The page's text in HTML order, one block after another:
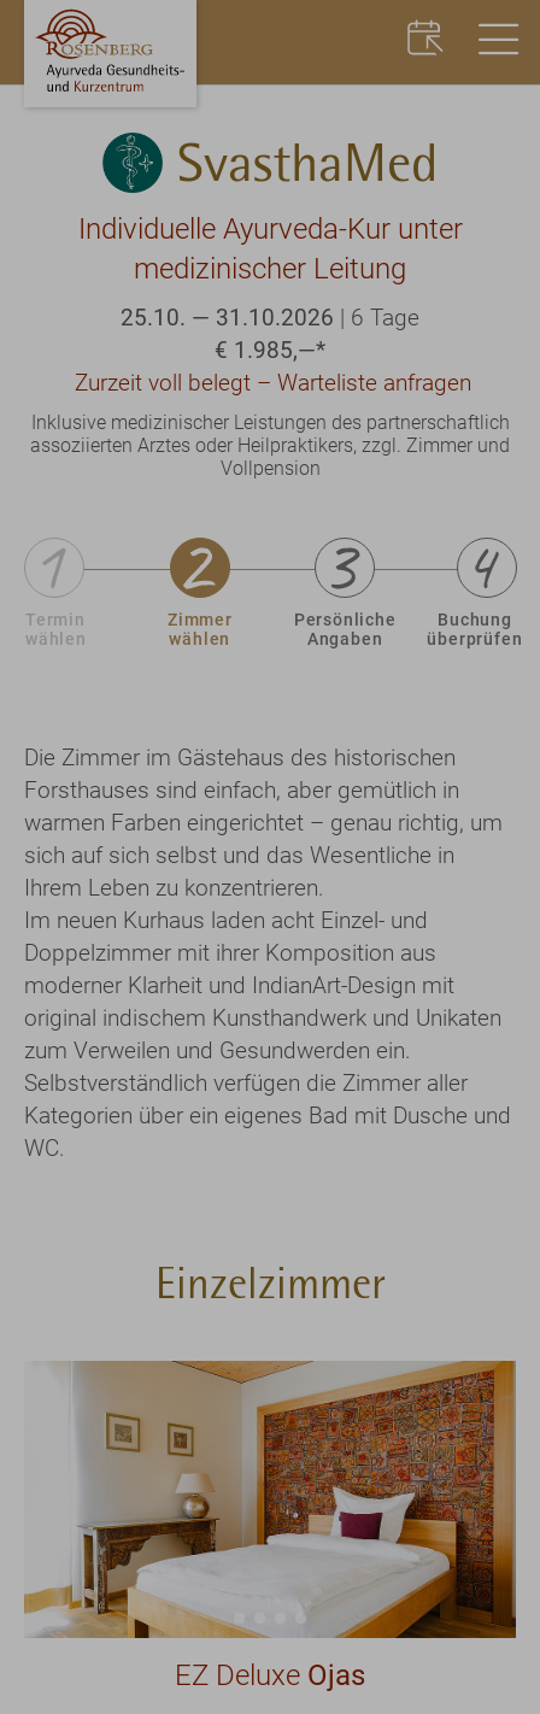
SvasthaMed
Individuelle Ayurveda-Kur unter
medizinischer Leitung
25.10. — 31.10.2026 | 6 Tage
€ 1.985,—*
Zurzeit voll belegt – Warteliste anfragen
Inklusive medizinischer Leistungen des partnerschaftlich
assoziierten Arztes oder Heilpraktikers, zzgl. Zimmer und
Vollpension
Termin
wählen
Zimmer
wählen
Persönliche
Angaben
Buchung
überprüfen
Die Zimmer im Gästehaus des historischen
Forsthauses sind einfach, aber gemütlich in
warmen Farben eingerichtet – genau richtig, um
sich auf sich selbst und das Wesentliche in
Ihrem Leben zu konzentrieren.
Im neuen Kurhaus laden acht Einzel- und
Doppelzimmer mit ihrer Komposition aus
moderner Klarheit und IndianArt-Design mit
original indischem Kunsthandwerk und Unikaten
zum Verweilen und Gesundwerden ein.
Selbstverständlich verfügen die Zimmer aller
Kategorien über ein eigenes Bad mit Dusche und
WC.
Einzelzimmer
EZ Deluxe Ojas